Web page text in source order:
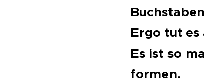
Ergo tut
Es ist so
formen.